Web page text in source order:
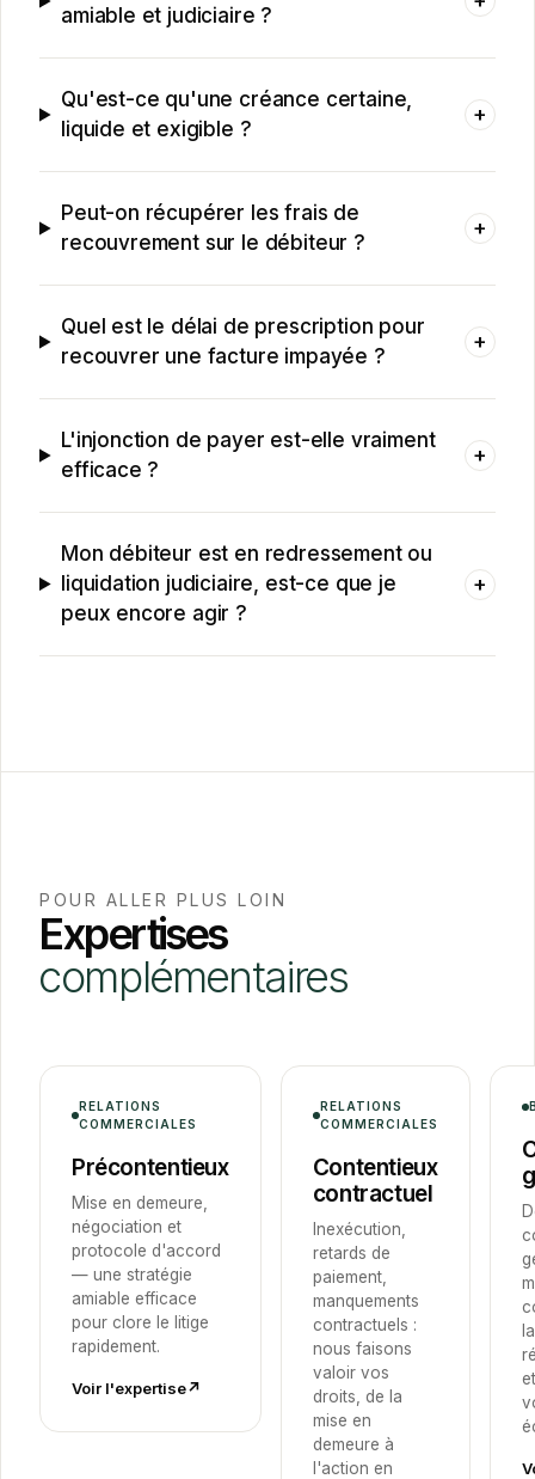
amiable et judiciaire ?
Qu'est-ce qu'une créance certaine,
liquide et exigible ?
+
Peut-on récupérer les frais de
recouvrement sur le débiteur ?
+
Quel est le délai de prescription pour
recouvrer une facture impayée ?
+
L'injonction de payer est-elle vraiment
efficace ?
+
Mon débiteur est en redressement ou
liquidation judiciaire, est-ce que je
peux encore agir ?
+
POUR ALLER PLUS LOIN
Expertises
complémentaires
RELATIONS
COMMERCIALES
Précontentieux
Mise en demeure,
négociation et
protocole d'accord
— une stratégie
amiable efficace
pour clore le litige
rapidement.
Voir l'expertise↗︎
RELATIONS
COMMERCIALES
Contentieux
contractuel
Inexécution,
retards de
paiement,
manquements
contractuels :
nous faisons
valoir vos
droits, de la
mise en
demeure à
l'action en
la